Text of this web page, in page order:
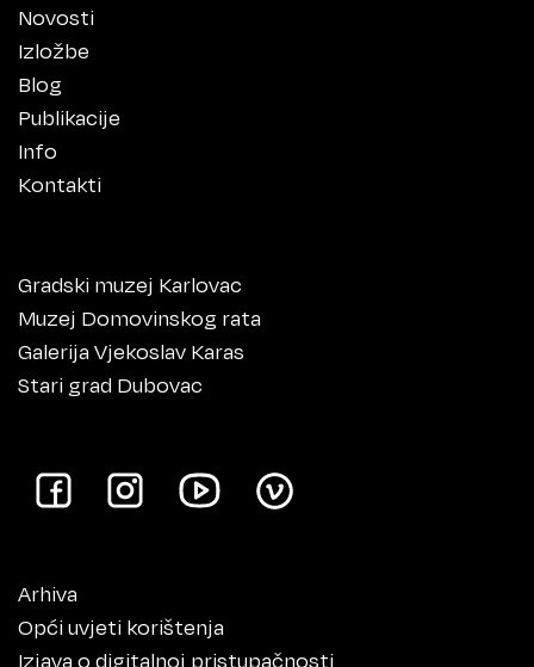
Novosti
Izložbe
Blog
Publikacije
Info
Kontakti
Gradski muzej Karlovac
Muzej Domovinskog rata
Galerija Vjekoslav Karas
Stari grad Dubovac
Arhiva
Opći uvjeti korištenja
Izjava o digitalnoj pristupačnosti